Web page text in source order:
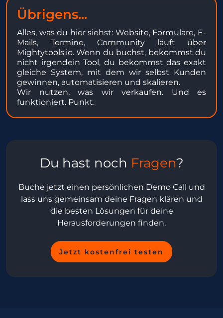
Übrigens...
Alles, was du hier siehst: Website, Formulare, E-
Mails, Termine, Community läuft über
Mightytools.io. Wenn du buchst, bekommst du
nicht irgendein Tool, du bekommst das exakt
gleiche System, mit dem wir selbst Kunden
gewinnen, automatisieren und skalieren.
Wir nutzen, was wir verkaufen. Und es
funktioniert. Punkt.
Du hast noch Fragen?
Buche jetzt einen persönlichen Demo Call und
lass uns gemeinsam deine Fragen klären und
die besten Lösungen für deine
Herausforderungen finden.
Jetzt kostenfrei testen